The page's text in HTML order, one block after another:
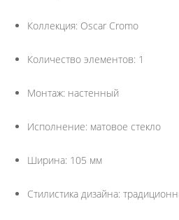
Коллекция: Oscar Cromo
Количество элементов: 1
Монтаж: настенный
Исполнение: матовое стекло
Ширина: 105 мм
Стилистика дизайна: